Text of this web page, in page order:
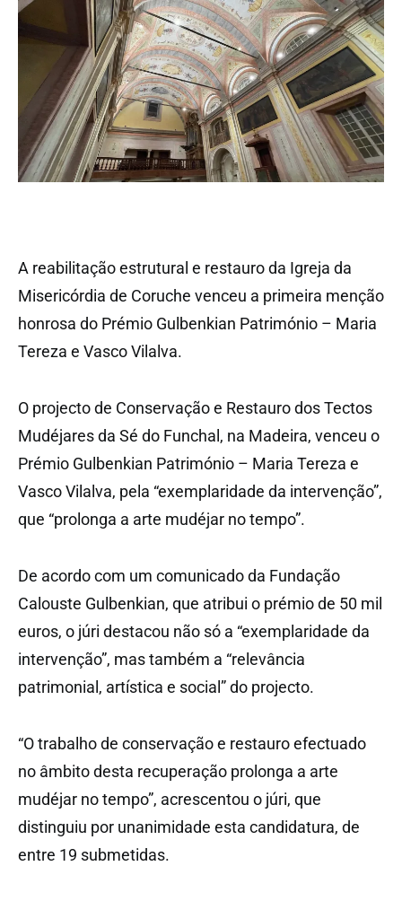
A reabilitação estrutural e restauro da Igreja da
Misericórdia de Coruche venceu a primeira menção
honrosa do Prémio Gulbenkian Património – Maria
Tereza e Vasco Vilalva.
O projecto de Conservação e Restauro dos Tectos
Mudéjares da Sé do Funchal, na Madeira, venceu o
Prémio Gulbenkian Património – Maria Tereza e
Vasco Vilalva, pela “exemplaridade da intervenção”,
que “prolonga a arte mudéjar no tempo”.
De acordo com um comunicado da Fundação
Calouste Gulbenkian, que atribui o prémio de 50 mil
euros, o júri destacou não só a “exemplaridade da
intervenção”, mas também a “relevância
patrimonial, artística e social” do projecto.
“O trabalho de conservação e restauro efectuado
no âmbito desta recuperação prolonga a arte
mudéjar no tempo”, acrescentou o júri, que
distinguiu por unanimidade esta candidatura, de
entre 19 submetidas.